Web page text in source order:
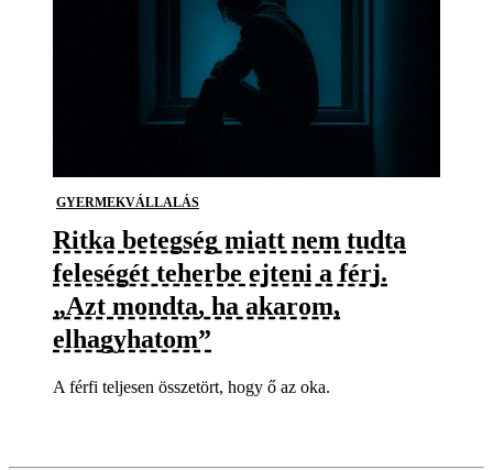
GYERMEKVÁLLALÁS
Ritka betegség miatt nem tudta
feleségét teherbe ejteni a férj.
„Azt mondta, ha akarom,
elhagyhatom”
A férfi teljesen összetört, hogy ő az oka.